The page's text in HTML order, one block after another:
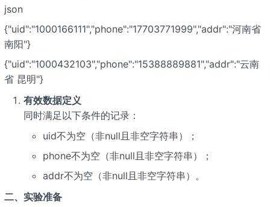
json
{"uid":"1000166111","phone":"17703771999","addr":"河南省
南阳"}
{"uid":"1000432103","phone":"15388889881","addr":"云南
省 昆明"}
有效数据定义
同时满足以下条件的记录：
uid不为空（非null且非空字符串）；
phone不为空（非null且非空字符串）；
addr不为空（非null且非空字符串）。
二、实验准备